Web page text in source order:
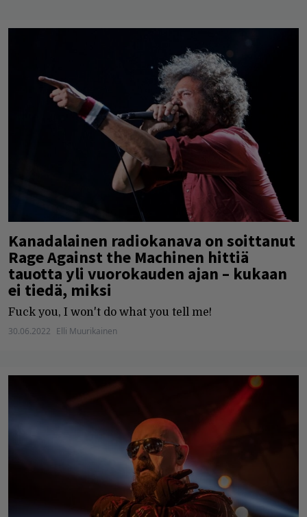
Kanadalainen radiokanava on soittanut
Rage Against the Machinen hittiä
tauotta yli vuorokauden ajan – kukaan
ei tiedä, miksi
Fuck you, I won't do what you tell me!
30.06.2022 Elli Muurikainen